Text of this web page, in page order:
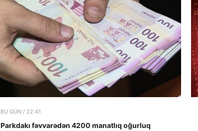
BU GÜN / 22:41
Parkdakı fəvvarədən 4200 manatlıq oğurluq